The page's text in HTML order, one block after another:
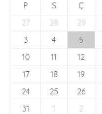
P S Ç
27
28 29
3
4 5
10
11 12
17
18 19
24
25 26
31
1 2